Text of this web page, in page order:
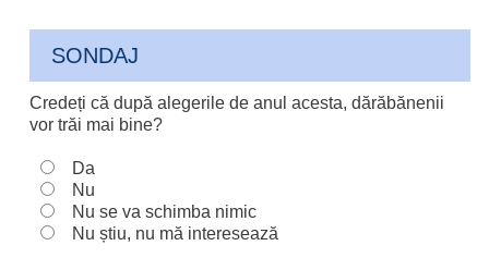
SONDAJ
Credeți că după alegerile de anul acesta, dărăbănenii
vor trăi mai bine?
Da
Nu
Nu se va schimba nimic
Nu știu, nu mă interesează